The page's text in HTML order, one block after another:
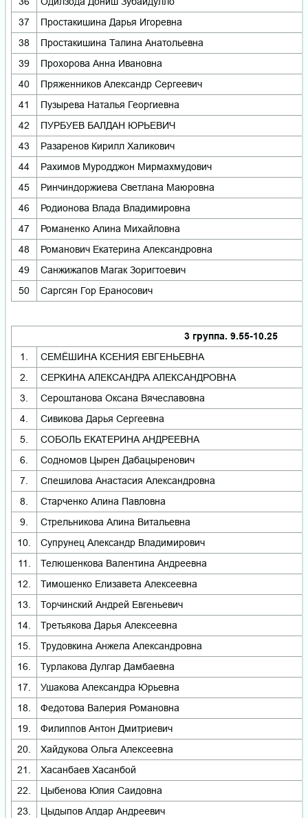
37
Простакишина Дарья Игоревна
38
Простакишина Талина Анатольевна
39
Прохорова Анна Ивановна
40
Пряженников Александр Сергеевич
41
Пузырева Наталья Георгиевна
42
ПУРБУЕВ БАЛДАН ЮРЬЕВИЧ
43
Разаренов Кирилл Халикович
44
Рахимов Муродджон Мирмахмудович
45
Ринчиндоржиева Светлана Маюровна
46
Родионова Влада Владимировна
47
Романенко Алина Михайловна
48
Романович Екатерина Александровна
49
Санжижапов Магак Зоригтоевич
50
Саргсян Гор Ераносович
3 группа. 9.55-10.25
1.
СЕМЁШИНА КСЕНИЯ ЕВГЕНЬЕВНА
2.
СЕРКИНА АЛЕКСАНДРА АЛЕКСАНДРОВНА
3.
Сероштанова Оксана Вячеславовна
4.
Сивикова Дарья Сергеевна
5.
СОБОЛЬ ЕКАТЕРИНА АНДРЕЕВНА
6.
Содномов Цырен Дабацыренович
7.
Спешилова Анастасия Александровна
8.
Старченко Алина Павловна
9.
Стрельникова Алина Витальевна
10.
Супрунец Александр Владимирович
11.
Телюшенкова Валентина Андреевна
12.
Тимошенко Елизавета Алексеевна
13.
Торчинский Андрей Евгеньевич
14.
Третьякова Дарья Алексеевна
15.
Трудовкина Анжела Александровна
16.
Турлакова Дулгар Дамбаевна
17.
Ушакова Александра Юрьевна
18.
Федотова Валерия Романовна
19.
Филиппов Антон Дмитриевич
20.
Хайдукова Ольга Алексеевна
21.
Хасанбаев Хасанбой
22.
Цыбенова Юлия Саидовна
23.
Цыдыпов Алдар Андреевич